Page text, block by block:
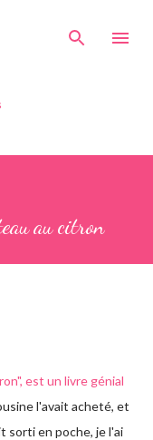
au citron
l'avait acheté, et
sorti en poche, je l'ai